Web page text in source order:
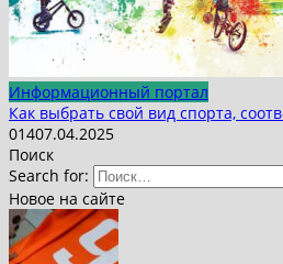
Информационный портал
Как выбрать свой вид спорта,
01407.04.2025
Поиск
Search for:
Новое на сайте